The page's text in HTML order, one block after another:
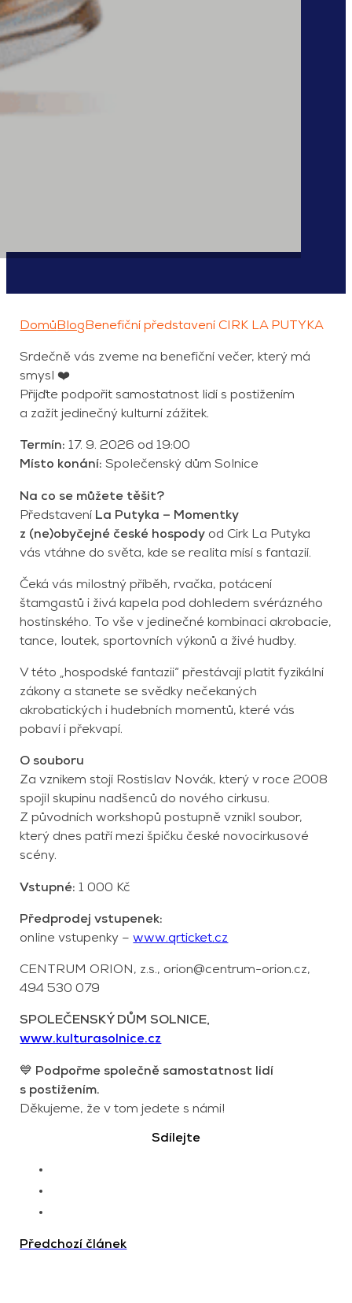
Domů Blog Benefiční představení CIRK LA PUTYKA
Srdečně vás zveme na benefiční večer, který má
smysl ❤️
Přijďte podpořit samostatnost lidí s postižením
a zažít jedinečný kulturní zážitek.
Termín: 17. 9. 2026 od 19:00
Místo konání: Společenský dům Solnice
Na co se můžete těšit?
Představení La Putyka – Momentky
z (ne)obyčejné české hospody od Cirk La Putyka
vás vtáhne do světa, kde se realita mísí s fantazií.
Čeká vás milostný příběh, rvačka, potácení
štamgastů i živá kapela pod dohledem svérázného
hostinského. To vše v jedinečné kombinaci akrobacie,
tance, loutek, sportovních výkonů a živé hudby.
V této „hospodské fantazii“ přestávají platit fyzikální
zákony a stanete se svědky nečekaných
akrobatických i hudebních momentů, které vás
pobaví i překvapí.
O souboru
Za vznikem stojí Rostislav Novák, který v roce 2008
spojil skupinu nadšenců do nového cirkusu.
Z původních workshopů postupně vznikl soubor,
který dnes patří mezi špičku české novocirkusové
scény.
Vstupné: 1 000 Kč
Předprodej vstupenek:
online vstupenky –www.qrticket.cz
CENTRUM ORION, z.s., orion@centrum-orion.cz,
494 530 079
SPOLEČENSKÝ DŮM SOLNICE,
www.kulturasolnice.cz
💙 Podpořme společně samostatnost lidí
s postižením.
Děkujeme, že v tom jedete s námi!
Sdílejte
Předchozí článek